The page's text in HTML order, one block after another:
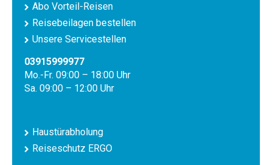
Abo Vorteil-Reisen
Reisebeilagen bestellen
Unsere Servicestellen
03915999977
Mo.-Fr. 09:00 – 18:00 Uhr
Sa. 09:00 – 12:00 Uhr
Haustürabholung
Reiseschutz ERGO